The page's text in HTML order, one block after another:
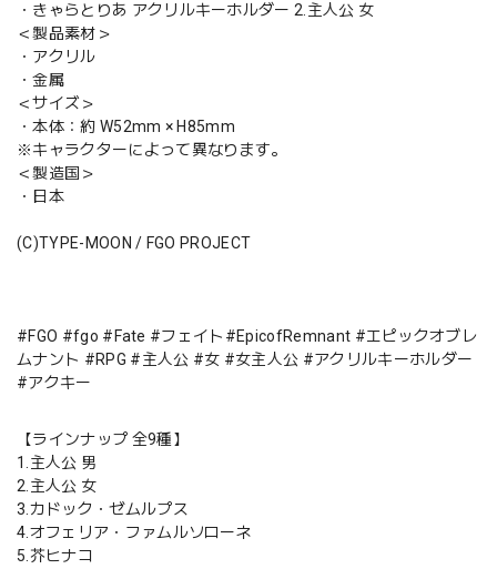
・きゃらとりあ アクリルキーホルダー 2.主人公 女
＜製品素材＞
・アクリル
・金属
＜サイズ＞
・本体：約 W52mm × H85mm
※キャラクターによって異なります。
＜製造国＞
・日本
(C)TYPE-MOON / FGO PROJECT
#FGO #fgo #Fate #フェイト#EpicofRemnant #エピックオブレ
ムナント #RPG #主人公 #女 #女主人公 #アクリルキーホルダー
#アクキー
【ラインナップ 全9種】
1.主人公 男
2.主人公 女
3.カドック・ゼムルプス
4.オフェリア・ファムルソローネ
5.芥ヒナコ